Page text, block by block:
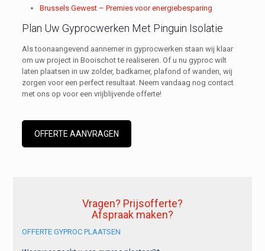
Brussels Gewest – Premies voor energiebesparing
Plan Uw Gyprocwerken Met Pinguin Isolatie
Als toonaangevend aannemer in gyprocwerken staan wij klaar
om uw project in Booischot te realiseren. Of u nu gyproc wilt
laten plaatsen in uw zolder, badkamer, plafond of wanden, wij
zorgen voor een perfect resultaat. Neem vandaag nog contact
met ons op voor een vrijblijvende offerte!
OFFERTE AANVRAGEN
Vragen? Prijsofferte?
Afspraak maken?
OFFERTE GYPROC PLAATSEN